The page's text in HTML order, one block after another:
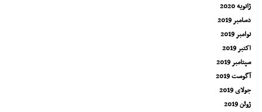
ژانویه 2020
دسامبر 2019
نوامبر 2019
اکتبر 2019
سپتامبر 2019
آگوست 2019
جولای 2019
ژوئن 2019